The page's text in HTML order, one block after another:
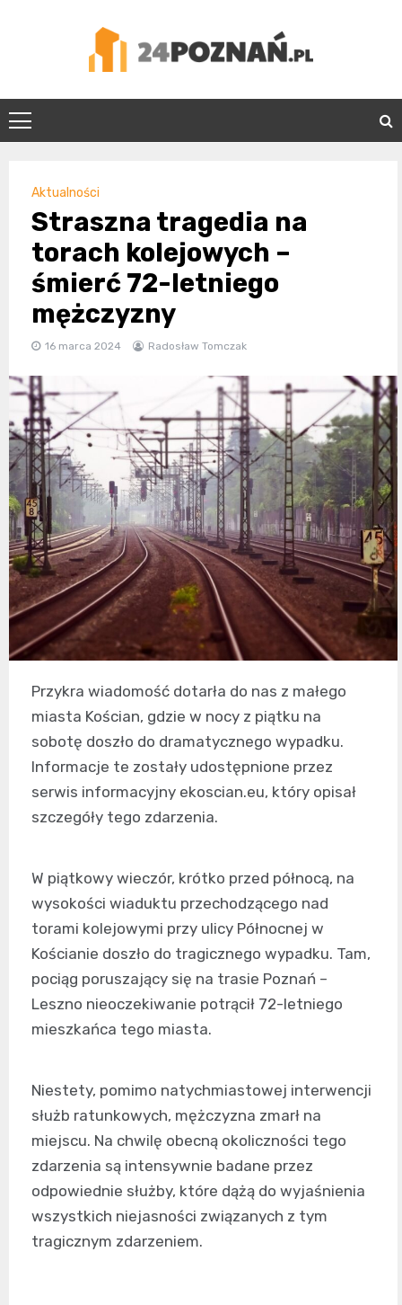
24Poznań.pl
Aktualności
Straszna tragedia na
torach kolejowych –
śmierć 72-letniego
mężczyzny
16 marca 2024 Radosław Tomczak
Przykra wiadomość dotarła do nas z małego
miasta Kościan, gdzie w nocy z piątku na
sobotę doszło do dramatycznego wypadku.
Informacje te zostały udostępnione przez
serwis informacyjny ekoscian.eu, który opisał
szczegóły tego zdarzenia.
W piątkowy wieczór, krótko przed północą, na
wysokości wiaduktu przechodzącego nad
torami kolejowymi przy ulicy Północnej w
Kościanie doszło do tragicznego wypadku. Tam,
pociąg poruszający się na trasie Poznań –
Leszno nieoczekiwanie potrącił 72-letniego
mieszkańca tego miasta.
Niestety, pomimo natychmiastowej interwencji
służb ratunkowych, mężczyzna zmarł na
miejscu. Na chwilę obecną okoliczności tego
zdarzenia są intensywnie badane przez
odpowiednie służby, które dążą do wyjaśnienia
wszystkich niejasności związanych z tym
tragicznym zdarzeniem.